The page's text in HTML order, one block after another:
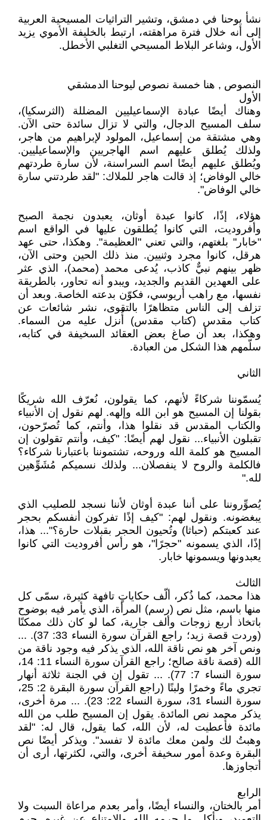
نشأ يوحنا في دمشق، وتشير التراثيات المسيحية العربية
إلى أنه خلال فترة مراهقته، ارتبط بالخليفة الأموي يزيد
الأول، وشاعر البلاط المسيحي التغلبي الأخطل.
النصوص , هنا خمسة نصوص ليوحنا الدمشقي
الأول
وهناك أيضًا عبادة الإسماعيليين المضللة (الثرسكيا)،
سلف المسيح الدجال، والتي لا تزال سائدة حتى الآن.
وهي مشتقة من إسماعيل، المولود لإبراهيم من هاجر،
ولذلك يُطلق عليهم اسم الهاجريين والإسماعيليين.
ويُطلق عليهم أيضًا اسم السراسنة، لأن سارة طردتهم
خالي الوفاض؛ إذ قالت هاجر للملاك: "لقد طردتني سارة
خالي الوفاض".
هؤلاء، إذًا، كانوا عبدة أوثان، يعبدون نجمة الصبح
وأفروديت، التي كانوا يُطلقون عليها في الواقع اسم
"خابار" بلغتهم، والتي تعني "العظيمة". وهكذا، حتى عهد
هرقل، كانوا مجرد وثنيين. منذ ذلك الحين وحتى الآن،
ظهر بينهم نبيٌّ كاذب، يُدعى محمد (محمد)، الذي عثر
على العهدين القديم والجديد، ويبدو أنه تحاور، بالطريقة
نفسها، مع راهب أريوسي، فكوّن بدعته الخاصة. وبعد أن
تزلف إلى الناس متظاهرًا بالتقوى، نشر شائعات عن
كتاب مقدس (كتاب مقدس) أُنزل عليه من السماء.
وهكذا، بعد أن صاغ بعض العقائد السخيفة في كتابه،
سلّمهم هذا الشكل من العبادة.
الثاني
يُسمّوننا شركاءً لأنهم، كما يقولون، نُعرّف الله شريكًا
بقولنا إن المسيح هو ابن الله وإلهه. لهم نقول إن الأنبياء
والكتاب المقدس قد نقلوا هذا، وأنتم، كما تُصرّحون،
تقبلون الأنبياء... نقول لهم أيضًا: "كيف، وأنتم تقولون إن
المسيح هو كلمة الله وروحه، تشتموننا باعتبارنا شركاء؟
فالكلمة والروح لا ينفصلان... ولذلك نسميكم مُشَوِّهين
لله."
يُصوِّروننا على أننا عبدة أوثان لأننا نسجد للصليب الذي
يبغضونه. ونقول لهم: "كيف إذًا تفركون أنفسكم بحجر
عند كعبتكم (حباثا) وتُحيون الحجر بقبلات حارة؟"... هذا،
إذًا، الذي يسمونه "حجرًا"، هو رأس أفروديت التي كانوا
يعبدونها ويسمونها خابار.
الثالث
هذا محمد، كما ذُكر، ألّف حكاياتٍ تافهة كثيرة، سمّى كل
منها باسم، مثل نص (رسم) المرأة، الذي يأمر فيه بوضوح
باتخاذ أربع زوجات وألف جارية، كما لو كان ذلك ممكنًا
(وردت قصة زيد؛ راجع القرآن سورة النساء 33: 37). ...
ونص آخر هو نص ناقة الله، الذي يذكر فيه وجود ناقة من
الله (قصة ناقة صالح؛ راجع القرآن سورة النساء 11: 14،
سورة النساء 7: 77). ... تقول إن في الجنة ثلاثة أنهار
تجري ماءً وخمرًا ولبنًا (راجع القرآن سورة البقرة 2: 25،
سورة النساء 31، سورة النساء 22: 23). ... مرة أخرى،
يذكر محمد نص المائدة. يقول إن المسيح طلب من الله
مائدة فأُعطيت له، لأن الله، كما يقول، قال له: "لقد
وهبتُ لك ولمن معك مائدة لا تفسد". ويذكر أيضًا نص
البقرة وعدة أمور سخيفة أخرى، والتي، لكثرتها، أرى أن
أتجاوزها.
الرابع
أمر بالختان، والنساء أيضًا، وأمر بعدم مراعاة السبت ولا